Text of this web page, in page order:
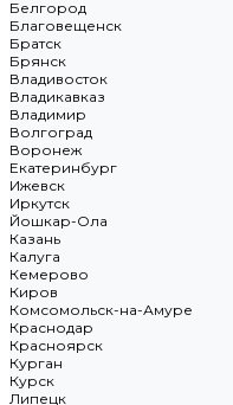
Белгород
Благовещенск
Братск
Брянск
Владивосток
Владикавказ
Владимир
Волгоград
Воронеж
Екатеринбург
Ижевск
Иркутск
Йошкар-Ола
Казань
Калуга
Кемерово
Киров
Комсомольск-на-Амуре
Краснодар
Красноярск
Курган
Курск
Липецк